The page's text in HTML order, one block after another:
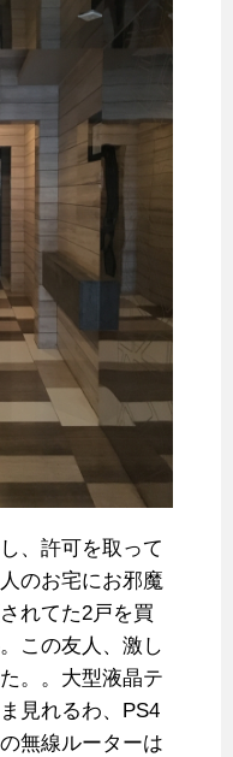
、許可を取って
のお宅にお邪魔
れてた2戸を買
この友人、激し
。。大型液晶テ
見れるわ、PS4
無線ルーターは